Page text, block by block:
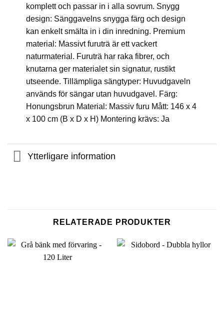
komplett och passar in i alla sovrum. Snygg
design: Sänggavelns snygga färg och design
kan enkelt smälta in i din inredning. Premium
material: Massivt furuträ är ett vackert
naturmaterial. Furuträ har raka fibrer, och
knutarna ger materialet sin signatur, rustikt
utseende. Tillämpliga sängtyper: Huvudgaveln
används för sängar utan huvudgavel. Färg:
Honungsbrun Material: Massiv furu Mått: 146 x 4
x 100 cm (B x D x H) Montering krävs: Ja
Ytterligare information
RELATERADE PRODUKTER